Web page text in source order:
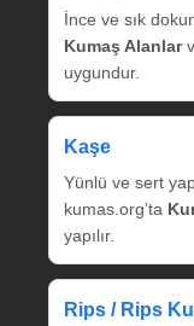
İnce ve sık
Kumaş Alanlar
uygundur.
Kaşe
Yünlü ve sert
kumas.org’ta
yapılır.
Rips / Rips